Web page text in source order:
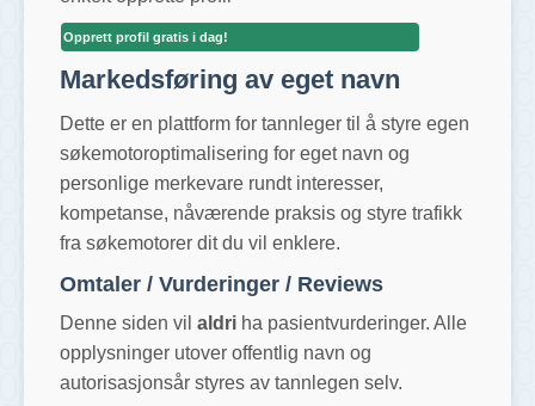
Opprett profil gratis i dag!
Markedsføring av eget navn
Dette er en plattform for tannleger til å styre egen
søkemotoroptimalisering for eget navn og
personlige merkevare rundt interesser,
kompetanse, nåværende praksis og styre trafikk
fra søkemotorer dit du vil enklere.
Omtaler / Vurderinger / Reviews
Denne siden vil aldri ha pasientvurderinger. Alle
opplysninger utover offentlig navn og
autorisasjonsår styres av tannlegen selv.